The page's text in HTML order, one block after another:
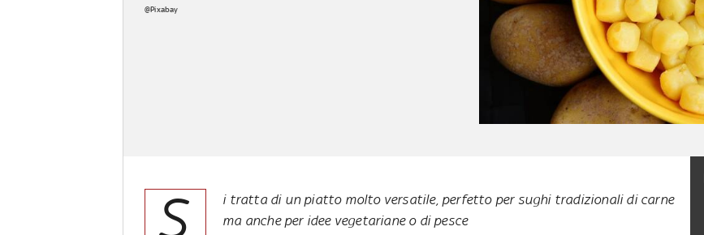
@Pixabay
S
i tratta di un piatto molto versatile, perfetto per sughi tradizionali di carne
ma anche per idee vegetariane o di pesce